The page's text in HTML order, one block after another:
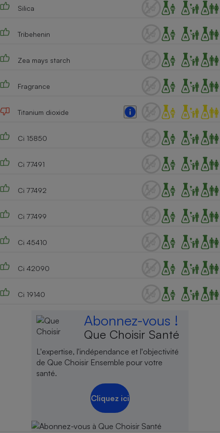
Silica
Tribehenin
Zea mays starch
Fragrance
Titanium dioxide
Ci 15850
Ci 77491
Ci 77492
Ci 77499
Ci 45410
Ci 42090
Ci 19140
Abonnez-vous !
Que Choisir Santé
L'expertise, l'indépendance et l'objectivité
de Que Choisir Ensemble pour votre
santé.
Cliquez ici